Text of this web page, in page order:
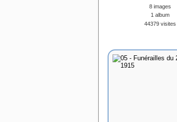
8 images
1 album
44379 visites